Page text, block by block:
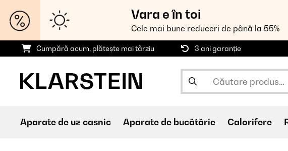
Vara e în toi
Cele mai bune reduceri de până la 55%
Cumpără acum, plătește mai târziu 3 ani garanție
Aparate de uz casnic Aparate de bucătărie Calorifere